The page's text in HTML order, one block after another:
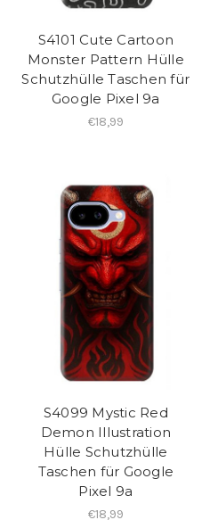
S4101 Cute Cartoon
Monster Pattern Hülle
Schutzhülle Taschen für
Google Pixel 9a
€18,99
S4099 Mystic Red
Demon Illustration
Hülle Schutzhülle
Taschen für Google
Pixel 9a
€18,99